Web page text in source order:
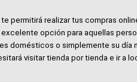
permitirá realizar tus compras
excelente opción para aquellas
domésticos o simplemente su día
visitar tienda por tienda e ir a